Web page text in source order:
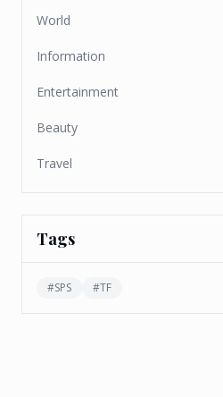
World
Information
Entertainment
Beauty
Travel
Tags
#SPS #TF